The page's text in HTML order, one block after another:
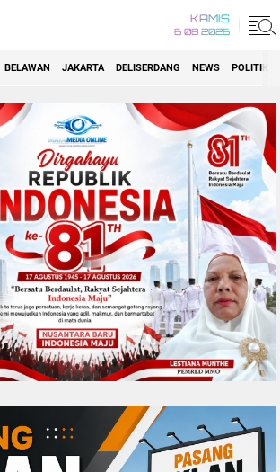
KAMIS
6 08 2026
BELAWAN JAKARTA DELISERDANG NEWS POLITIK